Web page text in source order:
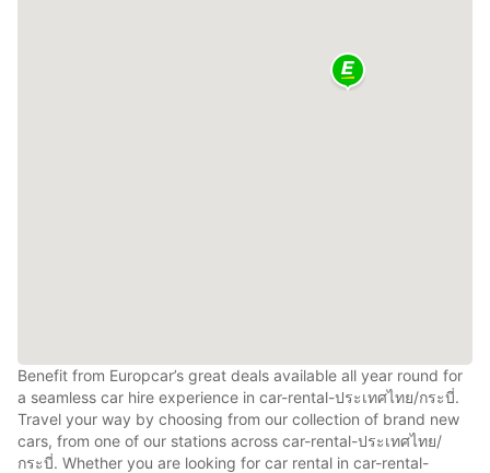
Benefit from Europcar’s great deals available all year round for
a seamless car hire experience in car-rental-ประเทศไทย/กระบี่.
Travel your way by choosing from our collection of brand new
cars, from one of our stations across car-rental-ประเทศไทย/
กระบี่. Whether you are looking for car rental in car-rental-